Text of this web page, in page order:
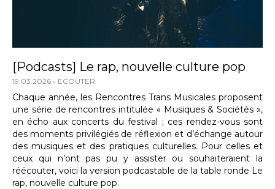
[Podcasts] Le rap, nouvelle culture pop
19.03.2026 ECOUTER
Chaque année, les Rencontres Trans Musicales proposent
une série de rencontres intitulée « Musiques & Sociétés »,
en écho aux concerts du festival ; ces rendez-vous sont
des moments privilégiés de réflexion et d’échange autour
des musiques et des pratiques culturelles. Pour celles et
ceux qui n’ont pas pu y assister ou souhaiteraient la
réécouter, voici la version podcastable de la table ronde Le
rap, nouvelle culture pop.